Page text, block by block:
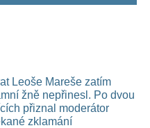
Leoše Mareše zatím
žně nepřinesl. Po dvou
přiznal moderátor
zklamání